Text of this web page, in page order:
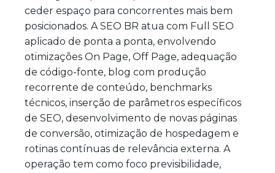
ceder espaço para concorrentes mais bem
posicionados. A SEO BR atua com Full SEO
aplicado de ponta a ponta, envolvendo
otimizações On Page, Off Page, adequação
de código-fonte, blog com produção
recorrente de conteúdo, benchmarks
técnicos, inserção de parâmetros específicos
de SEO, desenvolvimento de novas páginas
de conversão, otimização de hospedagem e
rotinas contínuas de relevância externa. A
operação tem como foco previsibilidade,